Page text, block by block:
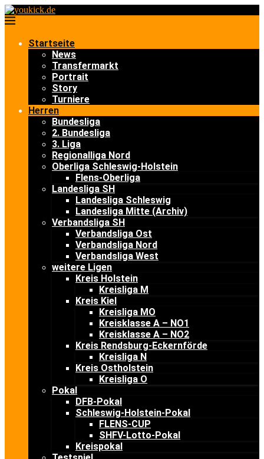
Startseite
News
Transfermarkt
Portrait
Story
Turniere
Herren
Bundesliga
2. Bundesliga
3. Liga
Regionalliga Nord
Oberliga Schleswig-Holstein
Flens-Oberliga
Landesliga SH
Landesliga Schleswig
Landesliga Mitte (Archiv)
Verbandsliga SH
Verbandsliga Ost
Verbandsliga Nord
Verbandsliga West
weitere Ligen
Kreis Holstein
Kreisliga M
Kreis Kiel
Kreisliga MO
Kreisklasse A – NO1
Kreisklasse A – NO2
Kreis Rendsburg-Eckernförde
Kreisliga N
Kreis Ostholstein
Kreisliga O
Pokal
DFB-Pokal
Schleswig-Holstein-Pokal
FLENS-CUP
SHFV-Lotto-Pokal
Kreispokal